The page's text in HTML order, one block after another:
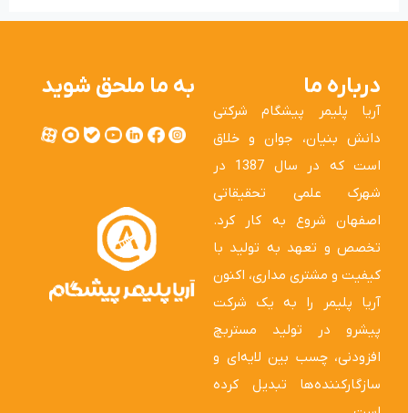
درباره ما
آریا پلیمر پیشگام شرکتی
دانش بنیان، جوان و خلاق
است که در سال 1387 در
شهرک علمی تحقیقاتی
اصفهان شروع به کار کرد.
تخصص و تعهد به تولید با
کیفیت و مشتری مداری، اکنون
آریا پلیمر را به یک شرکت
پیشرو در تولید مستربچ
افزودنی، چسب بین لایه‌ای و
سازگارکننده‌ها تبدیل کرده
به ما ملحق شوید